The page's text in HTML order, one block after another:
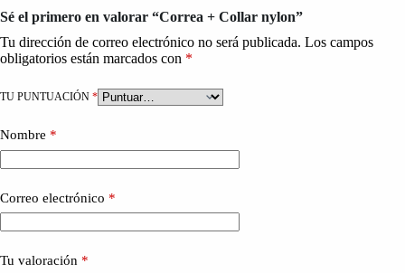
Sé el primero en valorar “Correa + Collar nylon”
Tu dirección de correo electrónico no será publicada. Los campos
obligatorios están marcados con *
TU PUNTUACIÓN *
Nombre *
Correo electrónico *
Tu valoración *